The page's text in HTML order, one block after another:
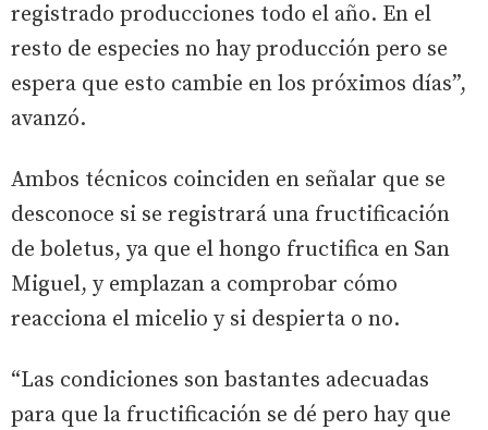
registrado producciones todo el año. En el
resto de especies no hay producción pero se
espera que esto cambie en los próximos días”,
avanzó.
Ambos técnicos coinciden en señalar que se
desconoce si se registrará una fructificación
de boletus, ya que el hongo fructifica en San
Miguel, y emplazan a comprobar cómo
reacciona el micelio y si despierta o no.
“Las condiciones son bastantes adecuadas
para que la fructificación se dé pero hay que